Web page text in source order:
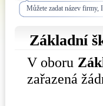
Můžete zadat název firmy,
Základní
V oboru
zařazená